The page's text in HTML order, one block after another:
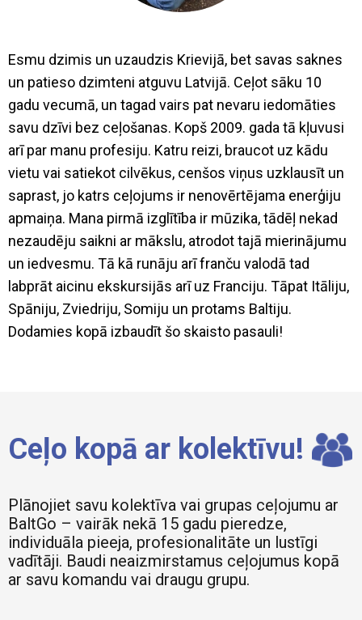
Esmu dzimis un uzaudzis Krievijā, bet savas saknes
un patieso dzimteni atguvu Latvijā. Ceļot sāku 10
gadu vecumā, un tagad vairs pat nevaru iedomāties
savu dzīvi bez ceļošanas. Kopš 2009. gada tā kļuvusi
arī par manu profesiju. Katru reizi, braucot uz kādu
vietu vai satiekot cilvēkus, cenšos viņus uzklausīt un
saprast, jo katrs ceļojums ir nenovērtējama enerģiju
apmaiņa. Mana pirmā izglītība ir mūzika, tādēļ nekad
nezaudēju saikni ar mākslu, atrodot tajā mierinājumu
un iedvesmu. Tā kā runāju arī franču valodā tad
labprāt aicinu ekskursijās arī uz Franciju. Tāpat Itāliju,
Spāniju, Zviedriju, Somiju un protams Baltiju.
Dodamies kopā izbaudīt šo skaisto pasauli!
Ceļo kopā ar kolektīvu!
Plānojiet savu kolektīva vai grupas ceļojumu ar
BaltGo – vairāk nekā 15 gadu pieredze,
individuāla pieeja, profesionalitāte un lustīgi
vadītāji. Baudi neaizmirstamus ceļojumus kopā
ar savu komandu vai draugu grupu.